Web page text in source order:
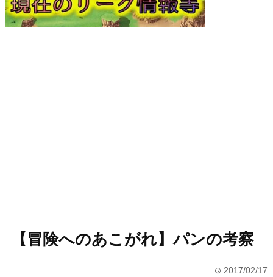
【冒険へのあこがれ】パンの考察
time 2017/02/17